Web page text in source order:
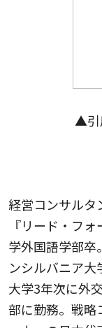
▲引
経営コンサル
『リード・フ
学外国語学部卒
ンシルバニア大
大学3年次に外
部に勤務。戦略